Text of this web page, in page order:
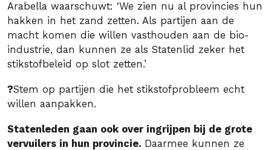
Arabella waarschuwt: ‘We zien nu al provincies hun
hakken in het zand zetten. Als partijen aan de
macht komen die willen vasthouden aan de bio-
industrie, dan kunnen ze als Statenlid zeker het
stikstofbeleid op slot zetten.’
?Stem op partijen die het stikstofprobleem echt
willen aanpakken.
Statenleden gaan ook over ingrijpen bij de grote
vervuilers in hun provincie. Daarmee kunnen ze